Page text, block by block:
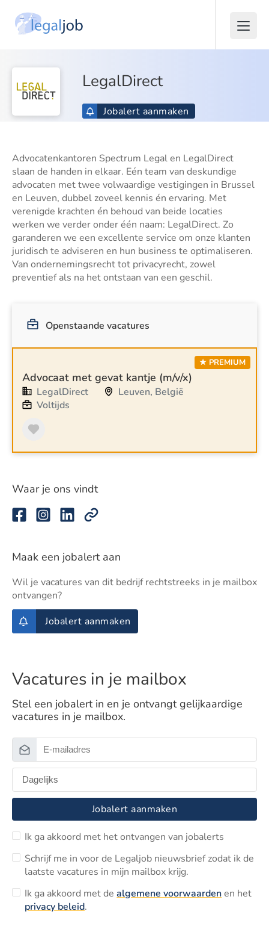
LegalDirect
Jobalert aanmaken
Advocatenkantoren Spectrum Legal en LegalDirect
slaan de handen in elkaar. Eén team van deskundige
advocaten met twee volwaardige vestigingen in Brussel
en Leuven, dubbel zoveel kennis én ervaring. Met
verenigde krachten én behoud van beide locaties
werken we verder onder één naam: LegalDirect. Zo
garanderen we een excellente service om onze klanten
juridisch te adviseren en hun business te optimaliseren.
Van ondernemingsrecht tot privacyrecht, zowel
preventief als na het ontstaan van een geschil.
Openstaande vacatures
★ PREMIUM
Advocaat met gevat kantje (m/v/x)
LegalDirect
Leuven, België
Voltijds
Waar je ons vindt
Maak een jobalert aan
Wil je vacatures van dit bedrijf rechtstreeks in je mailbox
ontvangen?
Jobalert aanmaken
Vacatures in je mailbox
Stel een jobalert in en je ontvangt gelijkaardige
vacatures in je mailbox.
Jobalert aanmaken
Ik ga akkoord met het ontvangen van jobalerts
Schrijf me in voor de Legaljob nieuwsbrief zodat ik de
laatste vacatures in mijn mailbox krijg.
Ik ga akkoord met dealgemene voorwaardenen het
privacy beleid.